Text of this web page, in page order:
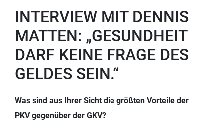
INTERVIEW MIT DENNIS
MATTEN: „GESUNDHEIT
DARF KEINE FRAGE DES
GELDES SEIN.“
Was sind aus Ihrer Sicht die größten Vorteile der
PKV gegenüber der GKV?